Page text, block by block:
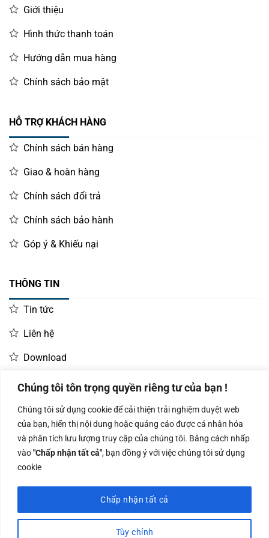
Chúng tôi tôn trọng quyền riêng tư của bạn !
Chúng tôi sử dụng cookie để cải thiện trải nghiệm duyệt web
của bạn, hiển thị nội dung hoặc quảng cáo được cá nhân hóa
và phân tích lưu lượng truy cập của chúng tôi. Bằng cách nhấp
vào"Chấp nhận tất cả", bạn đồng ý với việc chúng tôi sử dụng
cookie
Tùy chỉnh
Chấp nhận tất cả
Zebra:Các dòng máy công nghiệp ZT230, ZT410,
ZT410 và dòng để bàn GT800, ZD230.
Zebra GK420t) nếu không có trục chuyển đổi.
Ứng dụng thực tế
Kho vận & Logistics:
Bán lẻ (Retail):
nhập khẩu, tem kệ hàng siêu thị (Shelf tags).
tem dán bao bì thành phẩm.
Y tế:In tem nhãn thuốc, tem quản lý hồ sơ bệnh án (yêu
cầu độ bền vừa phải).
Hiện tại, mực in mã vạch Wax Premium NW230H đang
được phân phối với mức giá cực kỳ cạnh tranh.
Giới thiệu
Hình thức thanh toán
Hướng dẫn mua hàng
Chính sách bảo mật
HỖ TRỢ KHÁCH HÀNG
Chính sách bán hàng
Giao & hoàn hàng
Chính sách đổi trả
Chính sách bảo hành
Góp ý & Khiếu nại
THÔNG TIN
Tin tức
Liên hệ
Download
LIÊN HỆ MUA HÀNG
Kinh doanh:
0966.93.1717
KD Dự Án: 0987
835 345
Kế Toán:
0987.919.040
14/06/2019 bởi Sở Kế Hoạch và Đầu Tư Tp. Hà Nội